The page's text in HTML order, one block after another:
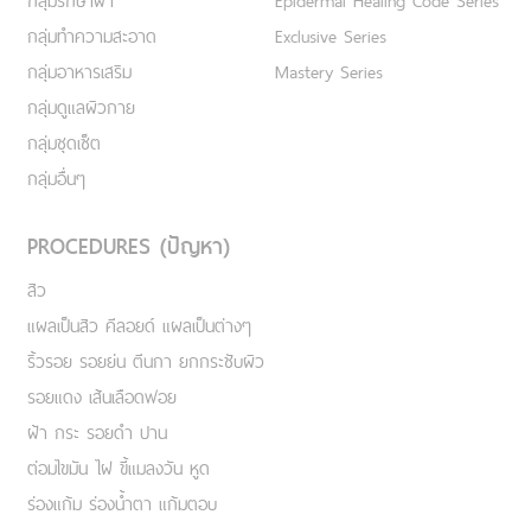
กลุ่มทำความสะอาด
กลุ่มอาหารเสริม
กลุ่มดูแลผิวกาย
กลุ่มชุดเซ็ต
กลุ่มอื่นๆ
Exclusive Series
Mastery Series
PROCEDURES (ปัญหา)
สิว
แผลเป็นสิว คีลอยด์ แผลเป็นต่างๆ
ริ้วรอย รอยย่น ตีนกา ยกกระชับผิว
รอยแดง เส้นเลือดฟอย
ฝ้า กระ รอยดำ ปาน
ต่อมไขมัน ไฝ ขี้แมลงวัน หูด
ร่องแก้ม ร่องน้ำตา แก้มตอบ